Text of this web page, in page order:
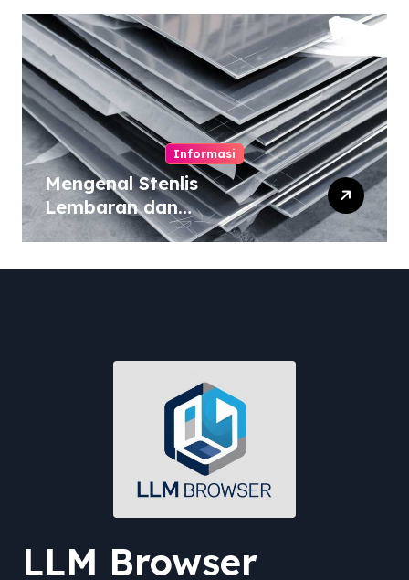
Informasi
Mengenal Stenlis
Lembaran dan
Komposisinya
LLM Browser